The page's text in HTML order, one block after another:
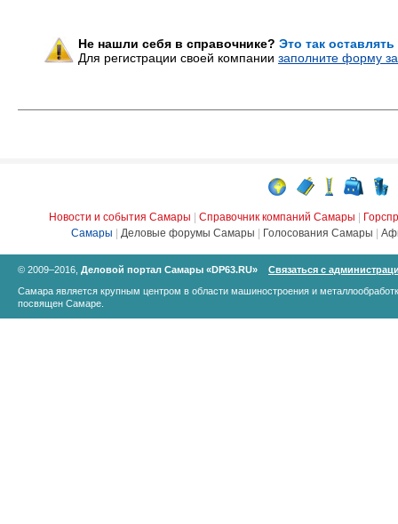
Не нашли себя в справочнике? Это так
Для регистрации своей компании заполните форму
Новости и события Самары Справочник компаний Самары
Самары
Деловые форумы Самары Голосования Самары
© 2009–2016, Деловой портал Самары «DP63.RU»
Связаться с
Самара является крупным центром в области машиностроения и
посвящен Самаре.